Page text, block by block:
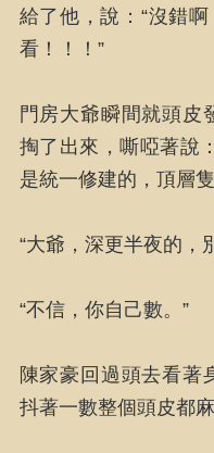
給了他，說：“沒錯
看！！！”
門房大爺瞬間就頭皮
掏了出來，嘶啞著說
是統一修建的，頂層
“大爺，深更半夜的，
“不信，你自己數。”
陳家豪回過頭去看著
抖著一數整個頭皮都麻